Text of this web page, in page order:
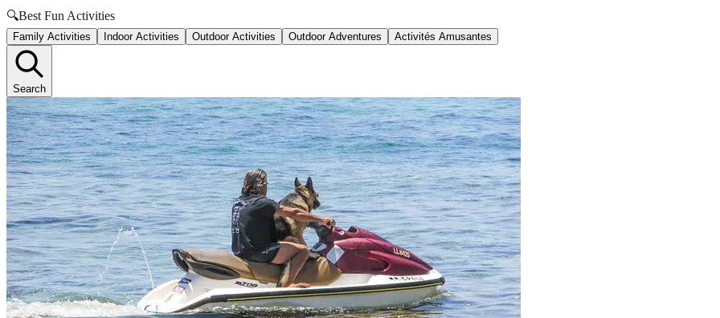
🔍Best Fun Activities
Family Activities Indoor Activities Outdoor Activities Outdoor Adventures Activités Amusantes
Search